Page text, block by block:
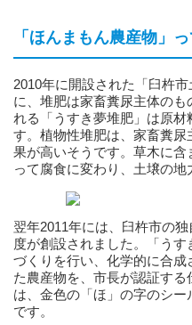
「ほんまもん農産物」
2010年に開設された「臼杵
に、堆肥は家畜糞尿主体の
れる「うすき夢堆肥」は原
す。植物性堆肥は、家畜糞
果が高いそうです。草木に含
って腐食に変わり、土壌の地
翌年2011年には、臼杵市の
度が創設されました。「う
づくりを行い、化学的に合
た農産物を、市長が認証す
は、金色の「ほ」の字のシ
です。